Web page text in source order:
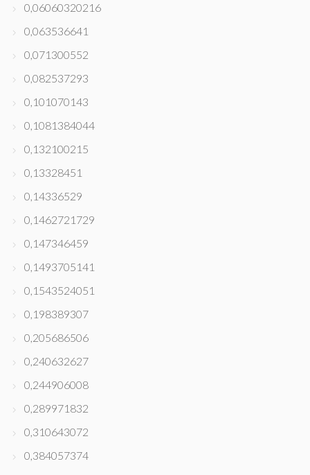
0,06060320216
0,063536641
0,071300552
0,082537293
0,101070143
0,1081384044
0,132100215
0,13328451
0,14336529
0,1462721729
0,147346459
0,1493705141
0,1543524051
0,198389307
0,205686506
0,240632627
0,244906008
0,289971832
0,310643072
0,384057374